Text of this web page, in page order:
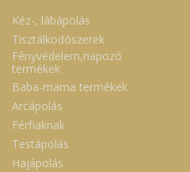
Kéz-, lábápolás
Tisztálkodószerek
Fényvédelem,napozó
termékek
Baba-mama termékek
Arcápolás
Férfiaknak
Testápolás
Hajápolás